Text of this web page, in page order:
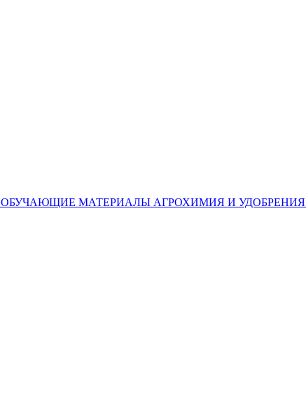
ОБУЧАЮЩИЕ МАТЕРИАЛЫ АГРОХИМИЯ И УДОБРЕНИЯ